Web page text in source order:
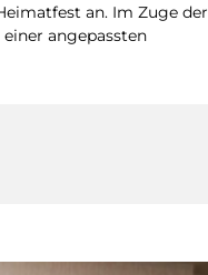
an. Im Zuge der
angepassten